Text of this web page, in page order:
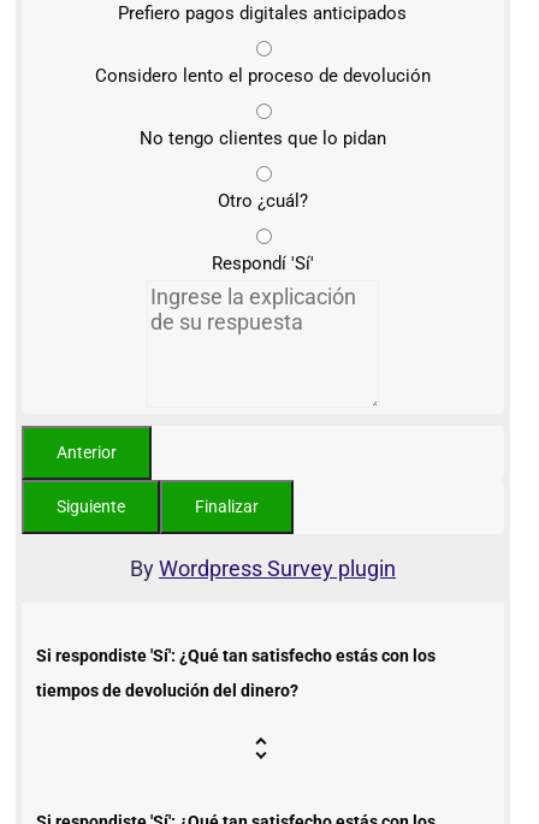
Prefiero pagos digitales anticipados
Considero lento el proceso de devolución
No tengo clientes que lo pidan
Otro ¿cuál?
Respondí 'Sí'
ByWordpress Survey plugin
Si respondiste 'Sí': ¿Qué tan satisfecho estás con los
tiempos de devolución del dinero?